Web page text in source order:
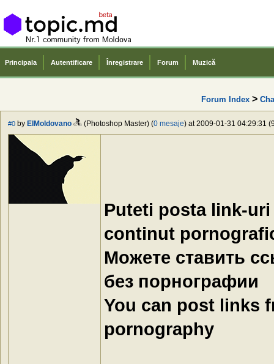
Principala Autentificare Înregistrare Forum Muzică
Forum Index >
#0 by ElMoldovano (Photoshop Master) (0 mesaje) at 2009-01-31 04:29:31
Puteti posta link-
continut
Можете ставить
без порнографии
You can post links
pornography